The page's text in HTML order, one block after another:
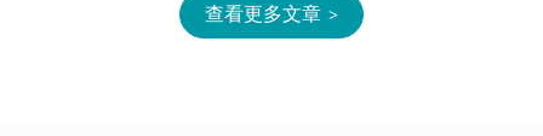
查看更多文章